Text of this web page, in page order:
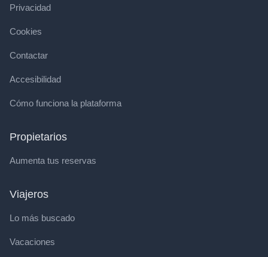
Privacidad
Cookies
Contactar
Accesibilidad
Cómo funciona la plataforma
Propietarios
Aumenta tus reservas
Viajeros
Lo más buscado
Vacaciones